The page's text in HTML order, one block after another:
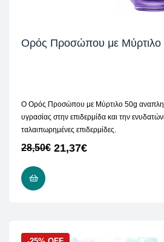
Ορός Προσώπου με Μύρτιλο
Ο Ορός Προσώπου με Μύρτιλο 50g
υγρασίας στην επιδερμίδα και την
ταλαιπωρημένες επιδερμίδες.
28,50€ 21,37€